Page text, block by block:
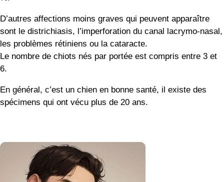
D’autres affections moins graves qui peuvent apparaître
sont le districhiasis, l’imperforation du canal lacrymo-nasal,
les problèmes rétiniens ou la cataracte.
Le nombre de chiots nés par portée est compris entre 3 et
6.
En général, c’est un chien en bonne santé, il existe des
spécimens qui ont vécu plus de 20 ans.